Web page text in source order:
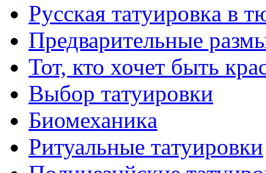
Русскaя тaтуировкa в
Предварительные
Тот, кто хочет быть
Выбор тaтуировки
Биомеханикa
Ритуальные тaтуировки